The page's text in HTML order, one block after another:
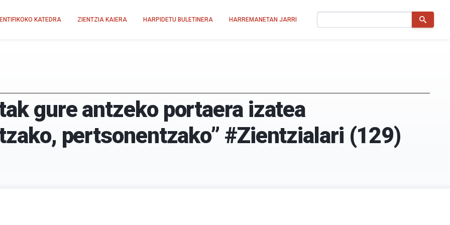
KATEDRA ZIENTZIA KAIERA HARPIDETU BULETINERA HARREMANETAN JARRI
gure antzeko portaera izatea
pertsonentzako” #Zientzialari (129)